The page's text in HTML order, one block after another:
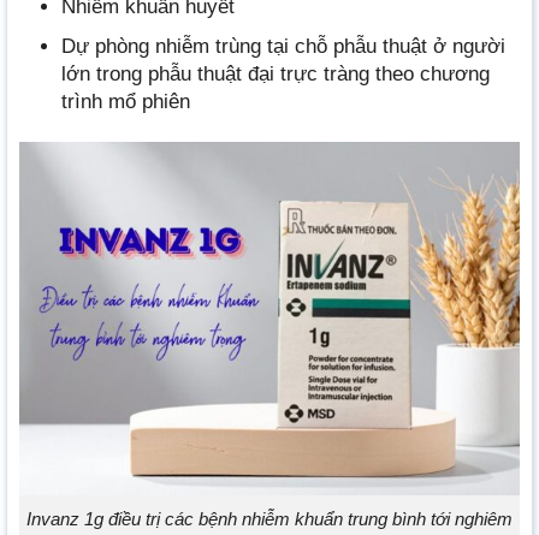
Nhiễm khuẩn huyết
Dự phòng nhiễm trùng tại chỗ phẫu thuật ở người
lớn trong phẫu thuật đại trực tràng theo chương
trình mổ phiên
Invanz 1g điều trị các bệnh nhiễm khuẩn trung bình tới nghiêm